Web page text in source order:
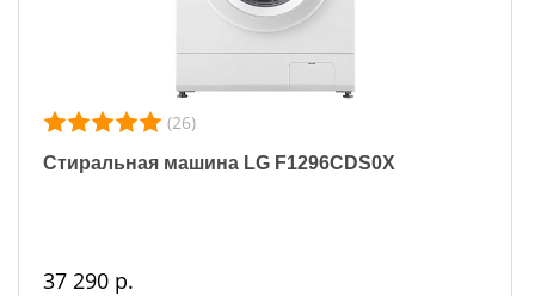
(26)
Стиральная машина LG F1296CDS0X
37 290 р.